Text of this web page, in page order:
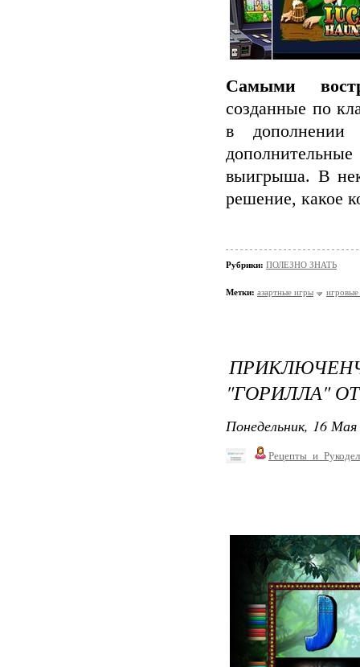
Самыми
созданные по
в дополнении
выигрыша. В
решение, какое
Рубрики: ПОЛЕЗНО ЗНАТЬ
Метки: азартные игры
"ГОРИЛЛА"
Понедельник, 16